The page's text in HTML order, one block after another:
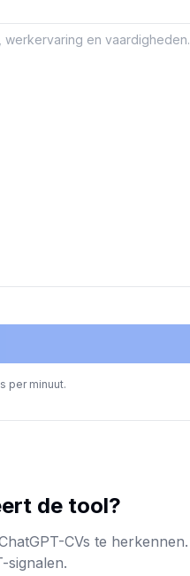
per minuut.
de tool?
CVs te
signalen.